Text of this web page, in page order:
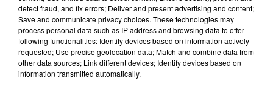
detect fraud, and fix errors; Deliver and present advertising and content;
Save and communicate privacy choices. These technologies may
process personal data such as IP address and browsing data to offer
following functionalities: Identify devices based on information actively
requested; Use precise geolocation data; Match and combine data from
other data sources; Link different devices; Identify devices based on
information transmitted automatically.